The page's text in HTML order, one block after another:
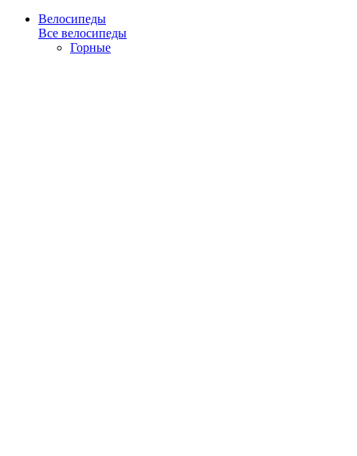
Велосипеды
Все велосипеды
Горные